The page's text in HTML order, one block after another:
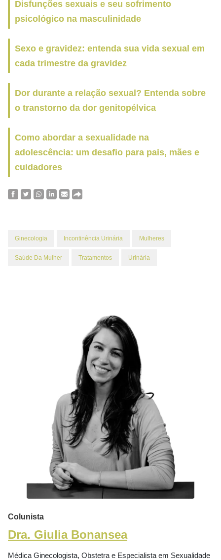
Colunista
Dra. Giulia Bonansea
Médica Ginecologista, Obstetra e Especialista em Sexualidade
Disfunções sexuais e seu sofrimento
psicológico na masculinidade
Sexo e gravidez: entenda sua vida sexual em
cada trimestre da gravidez
Dor durante a relação sexual? Entenda sobre
o transtorno da dor genitopélvica
Como abordar a sexualidade na
adolescência: um desafio para pais, mães e
cuidadores
Ginecologia Incontinência Urinária Mulheres
Saúde Da Mulher Tratamentos Urinária